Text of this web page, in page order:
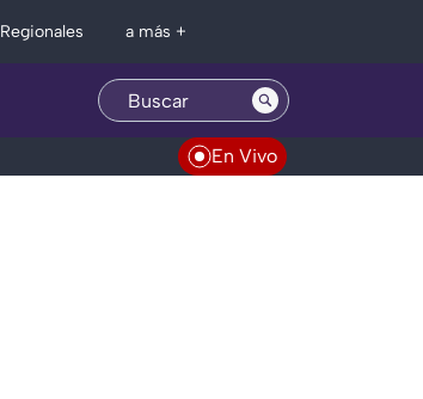
Regionales a más +
En Vivo